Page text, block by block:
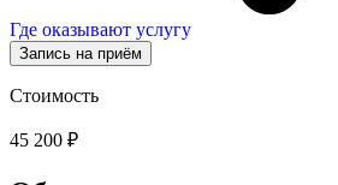
Где оказывают услугу
Запись на приём
Стоимость
45 200 ₽